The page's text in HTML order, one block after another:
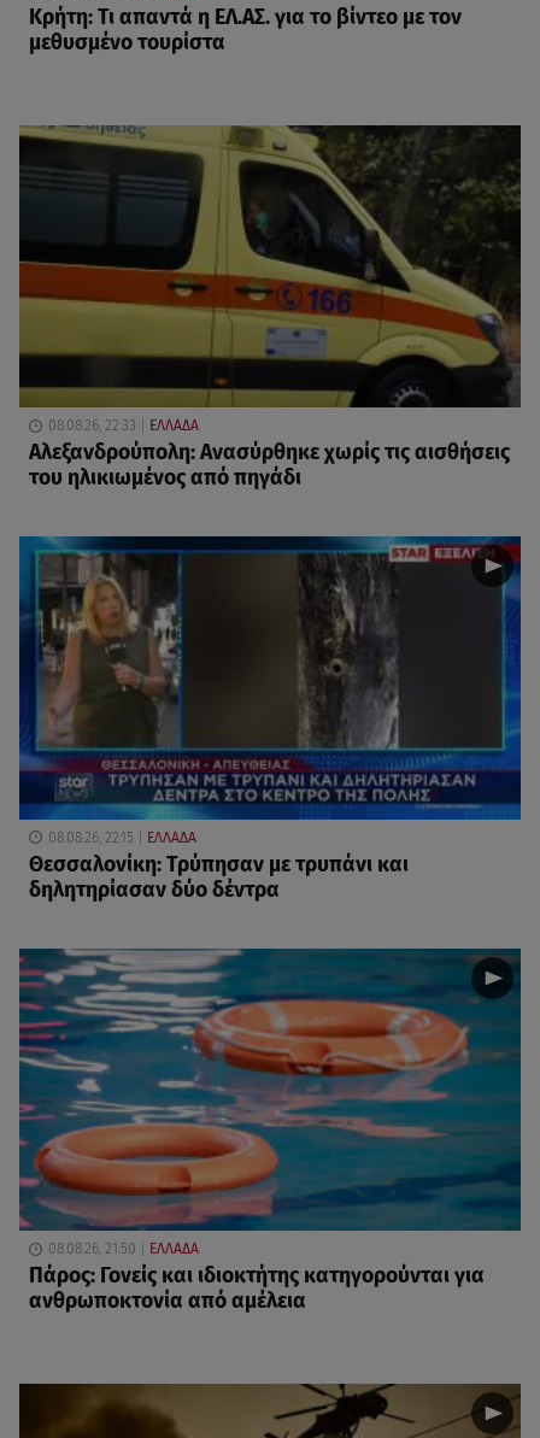
Κρήτη: Τι απαντά η ΕΛ.ΑΣ. για το βίντεο με τον
μεθυσμένο τουρίστα
08.08.26, 22:33 ΕΛΛΑΔΑ
Αλεξανδρούπολη: Ανασύρθηκε χωρίς τις αισθήσεις
του ηλικιωμένος από πηγάδι
08.08.26, 22:15 ΕΛΛΑΔΑ
Θεσσαλονίκη: Τρύπησαν με τρυπάνι και
δηλητηρίασαν δύο δέντρα
08.08.26, 21:50 ΕΛΛΑΔΑ
Πάρος: Γονείς και ιδιοκτήτης κατηγορούνται για
ανθρωποκτονία από αμέλεια